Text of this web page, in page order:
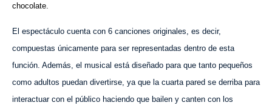
chocolate.
El espectáculo cuenta con 6 canciones originales, es decir,
compuestas únicamente para ser representadas dentro de esta
función. Además, el musical está diseñado para que tanto pequeños
como adultos puedan divertirse, ya que la cuarta pared se derriba para
interactuar con el público haciendo que bailen y canten con los